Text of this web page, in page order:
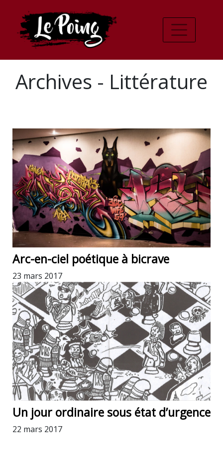
Archives - Littérature
Arc-en-ciel poétique à bicrave
23 mars 2017
Un jour ordinaire sous état d’urgence
22 mars 2017